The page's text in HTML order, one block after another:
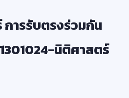
การรับตรงร่วมกัน
นิติศาสตร์